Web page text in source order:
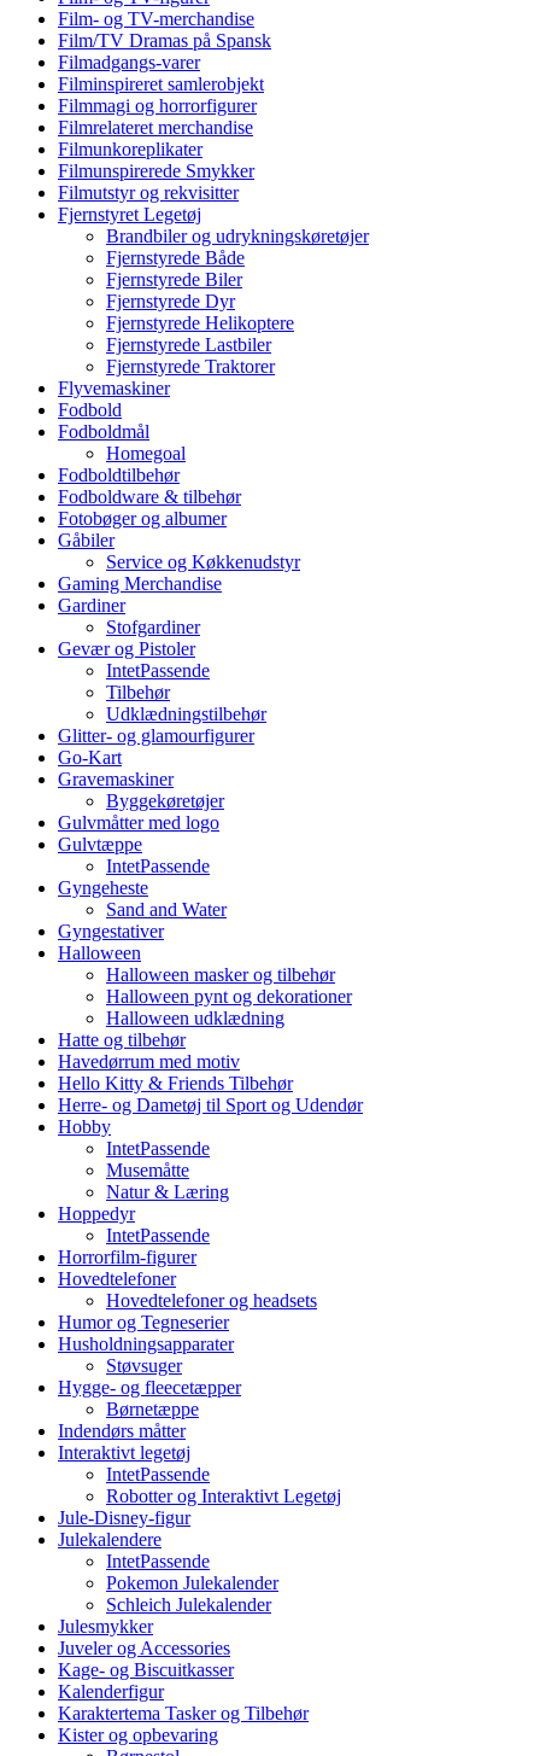
Film- og TV-merchandise
Film/TV Dramas på Spansk
Filmadgangs-varer
Filminspireret samlerobjekt
Filmmagi og horrorfigurer
Filmrelateret merchandise
Filmunkoreplikater
Filmunspirerede Smykker
Filmutstyr og rekvisitter
Fjernstyret Legetøj
Brandbiler og udrykningskøretøjer
Fjernstyrede Både
Fjernstyrede Biler
Fjernstyrede Dyr
Fjernstyrede Helikoptere
Fjernstyrede Lastbiler
Fjernstyrede Traktorer
Flyvemaskiner
Fodbold
Fodboldmål
Homegoal
Fodboldtilbehør
Fodboldware & tilbehør
Fotobøger og albumer
Gåbiler
Service og Køkkenudstyr
Gaming Merchandise
Gardiner
Stofgardiner
Gevær og Pistoler
IntetPassende
Tilbehør
Udklædningstilbehør
Glitter- og glamourfigurer
Go-Kart
Gravemaskiner
Byggekøretøjer
Gulvmåtter med logo
Gulvtæppe
IntetPassende
Gyngeheste
Sand and Water
Gyngestativer
Halloween
Halloween masker og tilbehør
Halloween pynt og dekorationer
Halloween udklædning
Hatte og tilbehør
Havedørrum med motiv
Hello Kitty & Friends Tilbehør
Herre- og Dametøj til Sport og Udendør
Hobby
IntetPassende
Musemåtte
Natur & Læring
Hoppedyr
IntetPassende
Horrorfilm-figurer
Hovedtelefoner
Hovedtelefoner og headsets
Humor og Tegneserier
Husholdningsapparater
Støvsuger
Hygge- og fleecetæpper
Børnetæppe
Indendørs måtter
Interaktivt legetøj
IntetPassende
Robotter og Interaktivt Legetøj
Jule-Disney-figur
Julekalendere
IntetPassende
Pokemon Julekalender
Schleich Julekalender
Julesmykker
Juveler og Accessories
Kage- og Biscuitkasser
Kalenderfigur
Karaktertema Tasker og Tilbehør
Kister og opbevaring